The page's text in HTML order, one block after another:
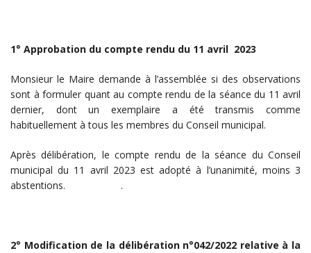
1° Approbation du compte rendu du 11 avril 2023
Monsieur le Maire demande à l’assemblée si des observations
sont à formuler quant au compte rendu de la séance du 11 avril
dernier, dont un exemplaire a été transmis comme
habituellement à tous les membres du Conseil municipal.
Après délibération, le compte rendu de la séance du Conseil
municipal du 11 avril 2023 est adopté à l’unanimité, moins 3
abstentions. .
2° Modification de la délibération n°042/2022 relative à la